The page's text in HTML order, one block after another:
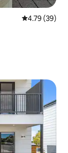
Calificación
4.79 (39)